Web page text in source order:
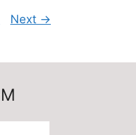
Next →